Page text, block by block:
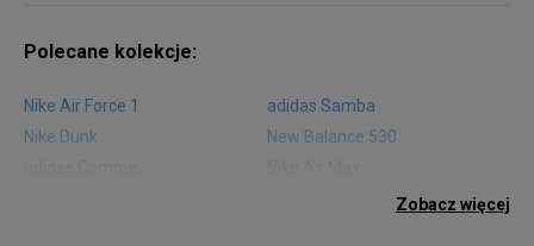
Polecane kolekcje:
Nike Air Force 1
adidas Samba
Nike Dunk
New Balance 530
Zobacz więcej